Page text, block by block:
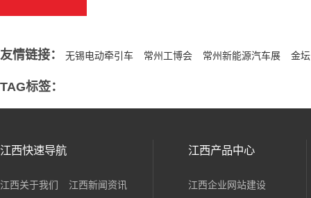
友情链接： 无锡电动牵引车 常州工博会 常州新能源汽车展 金
TAG标签：
江西快速导航
江西关于我们 江西新闻资讯
江西产品中心
江西企业网站建设